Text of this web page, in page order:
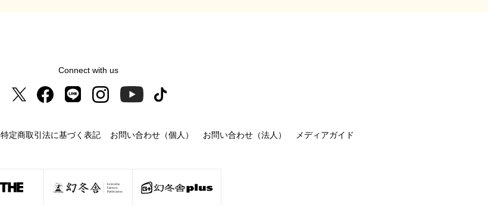
Connect with us
特定商取引法に基づく表記 お問い合わせ（個人） お問い合わせ（法人） メディアガイド